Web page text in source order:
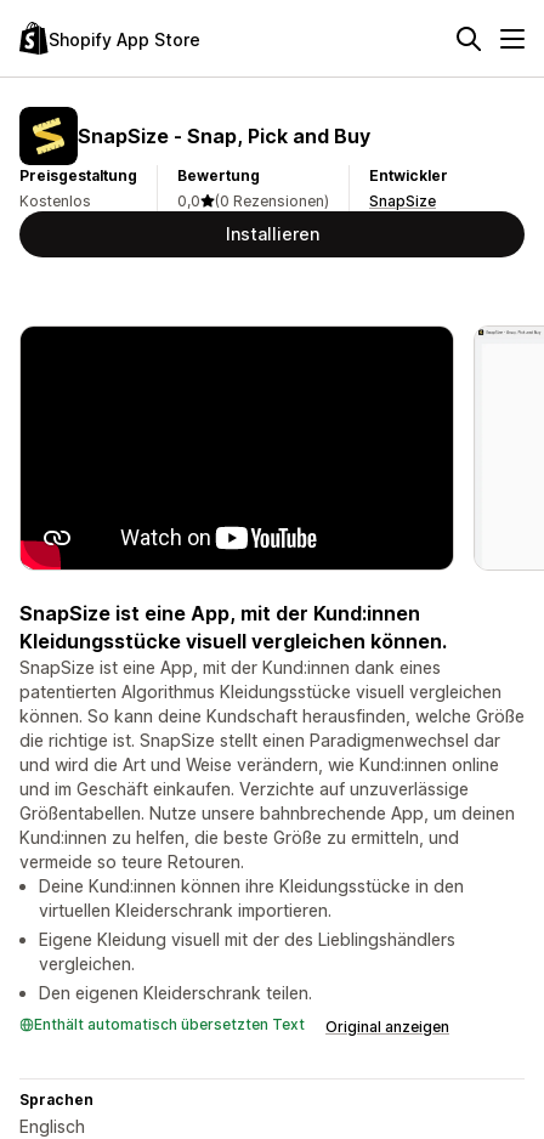
Shopify App Store
SnapSize ‑ Snap, Pick and Buy
Preisgestaltung
Kostenlos
Bewertung
0,0
(0 Rezensionen)
Entwickler
SnapSize
Installieren
SnapSize ist eine App, mit der Kund:innen
Kleidungsstücke visuell vergleichen können.
SnapSize ist eine App, mit der Kund:innen dank eines
patentierten Algorithmus Kleidungsstücke visuell vergleichen
können. So kann deine Kundschaft herausfinden, welche Größe
die richtige ist. SnapSize stellt einen Paradigmenwechsel dar
und wird die Art und Weise verändern, wie Kund:innen online
und im Geschäft einkaufen. Verzichte auf unzuverlässige
Größentabellen. Nutze unsere bahnbrechende App, um deinen
Kund:innen zu helfen, die beste Größe zu ermitteln, und
vermeide so teure Retouren.
Deine Kund:innen können ihre Kleidungsstücke in den
virtuellen Kleiderschrank importieren.
Eigene Kleidung visuell mit der des Lieblingshändlers
vergleichen.
Den eigenen Kleiderschrank teilen.
Enthält automatisch übersetzten Text Original anzeigen
Sprachen
Englisch